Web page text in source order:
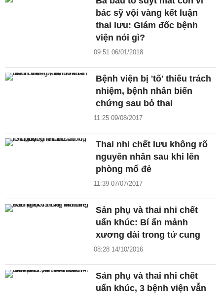
bác sỹ vội vàng kết luận
thai lưu: Giám đốc bệnh
viện nói gì?
09:51 06/01/2018
Bệnh viện bị 'tố' thiếu trách
nhiệm, bệnh nhân biến
chứng sau bỏ thai
11:25 09/08/2017
Thai nhi chết lưu không rõ
nguyên nhân sau khi lên
phòng mổ đẻ
11:39 07/07/2017
Sản phụ và thai nhi chết
uẩn khúc: Bí ẩn mảnh
xương dài trong tử cung
08:28 14/10/2016
Sản phụ và thai nhi chết
uẩn khúc, 3 bệnh viện vẫn